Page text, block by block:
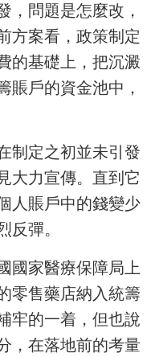
，問題是怎麼改，
方案看，政策制定
的基礎上，把沉澱
賬戶的資金池中，
制定之初並未引發
大力宣傳。直到它
人賬戶中的錢變少
反彈。
國家醫療保障局上
零售藥店納入統籌
牢的一着，但也說
，在落地前的考量